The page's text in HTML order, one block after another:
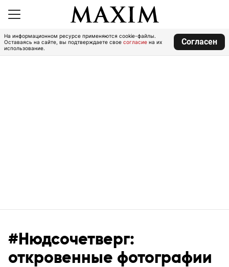
На информационном ресурсе применяются cookie-файлы.
Оставаясь на сайте, вы подтверждаете свое согласие на их
использование.
Согласен
#Нюдсочетверг:
откровенные фотографии